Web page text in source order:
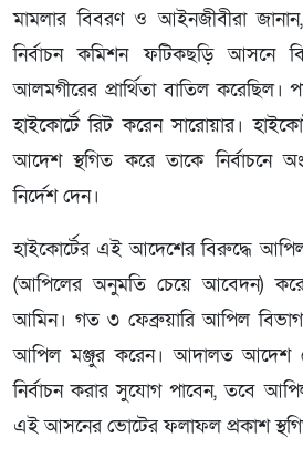
মামলার বিবরণ ও আইনজীবীরা
নির্বাচন কমিশন ফটিকছড়ি আসনে
আলমগীরের প্রার্থিতা বাতিল করেছিল।
হাইকোর্টে রিট করেন সারোয়ার।
আদেশ স্থগিত করে তাকে নির্বাচনে
নির্দেশ দেন।
হাইকোর্টের এই আদেশের বিরুদ্ধে
(আপিলের অনুমতি চেয়ে আবেদন)
আমিন। গত ৩ ফেব্রুয়ারি আপিল বিভাগ
আপিল মঞ্জুর করেন। আদালত আদেশ
নির্বাচন করার সুযোগ পাবেন, তবে
এই আসনের ভোটের ফলাফল প্রকাশ